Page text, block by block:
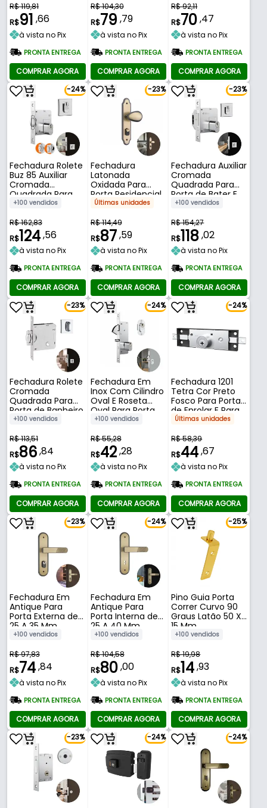
de 25 A 35 Mm
1005 Stam
R$ 119,81
R$91 ,66
à vista no Pix
PRONTA ENTREGA
COMPRAR AGORA
R$ 104,30
R$79 ,79
à vista no Pix
PRONTA ENTREGA
COMPRAR AGORA
Stam
R$ 92,11
R$70,47
à vista no Pix
PRONTA ENTREGA
COMPRAR AGORA
-24%
Fechadura Rolete
Buz 85 Auxiliar
Cromada
Quadrada Para
Porta Residencial
de 25 A 65 Mm
1005 Stam
+100 vendidos
R$ 162,83
R$124,56
à vista no Pix
PRONTA ENTREGA
COMPRAR AGORA
-23%
Fechadura
Latonada
Oxidada Para
Porta Residencial
Externa de 25 A 35
Últimas unidades
R$ 114,49
R$87,59
à vista no Pix
PRONTA ENTREGA
COMPRAR AGORA
-23%
Fechadura Auxiliar
Cromada
Quadrada Para
Porta de Bater E
de Correr de 25 A
+100 vendidos
R$ 154,27
R$118,02
à vista no Pix
PRONTA ENTREGA
COMPRAR AGORA
-23%
Fechadura Rolete
Cromada
Quadrada Para
Porta de Banheiro
Pivotante de 25 A
+100 vendidos
R$ 113,51
R$86,84
à vista no Pix
PRONTA ENTREGA
COMPRAR AGORA
-24%
Fechadura Em
Inox Com Cilindro
Oval E Roseta
Oval Para Porta
Pivotante de
+100 vendidos
R$ 55,28
R$42,28
à vista no Pix
PRONTA ENTREGA
COMPRAR AGORA
-24%
Fechadura 1201
Tetra Cor Preto
Fosco Para Porta
de Enrolar E Para
Porta de Rolo de
Últimas unidades
R$ 58,39
R$44,67
à vista no Pix
PRONTA ENTREGA
COMPRAR AGORA
-23%
Fechadura Em
Antique Para
Porta Externa de
25 A 35 Mm
1801/21 Stam
+100 vendidos
R$ 97,83
R$74,84
à vista no Pix
PRONTA ENTREGA
COMPRAR AGORA
-24%
Fechadura Em
Antique Para
Porta Interna de
25 A 40 Mm
1810/21 Stam
+100 vendidos
R$ 104,58
R$80,00
à vista no Pix
PRONTA ENTREGA
COMPRAR AGORA
-25%
Pino Guia Porta
Correr Curvo 90
Graus Latão 50 X
15 Mm
+100 vendidos
R$ 19,98
R$14,93
à vista no Pix
PRONTA ENTREGA
COMPRAR AGORA
-23%
-24% -24%